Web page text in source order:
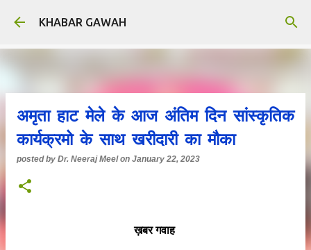
Skip to main content
KHABAR GAWAH
अमृता हाट मेले के आज अंतिम दिन सांस्कृतिक
कार्यक्रमो के साथ खरीदारी का मौका
posted by Dr. Neeraj Meel on January 22, 2023
ख़बर गवाह